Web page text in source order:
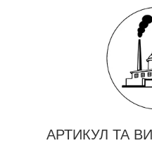
АРТИКУЛ ТА